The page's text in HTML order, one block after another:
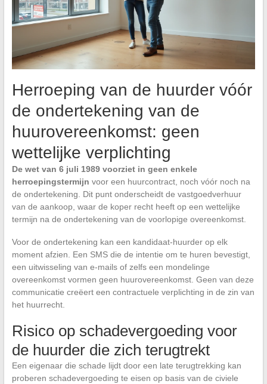
Herroeping van de huurder vóór
de ondertekening van de
huurovereenkomst: geen
wettelijke verplichting
De wet van 6 juli 1989 voorziet in geen enkele
herroepingstermijn voor een huurcontract, noch vóór noch na
de ondertekening. Dit punt onderscheidt de vastgoedverhuur
van de aankoop, waar de koper recht heeft op een wettelijke
termijn na de ondertekening van de voorlopige overeenkomst.
Voor de ondertekening kan een kandidaat-huurder op elk
moment afzien. Een SMS die de intentie om te huren bevestigt,
een uitwisseling van e-mails of zelfs een mondelinge
overeenkomst vormen geen huurovereenkomst. Geen van deze
communicatie creëert een contractuele verplichting in de zin van
het huurrecht.
Risico op schadevergoeding voor
de huurder die zich terugtrekt
Een eigenaar die schade lijdt door een late terugtrekking kan
proberen schadevergoeding te eisen op basis van de civiele